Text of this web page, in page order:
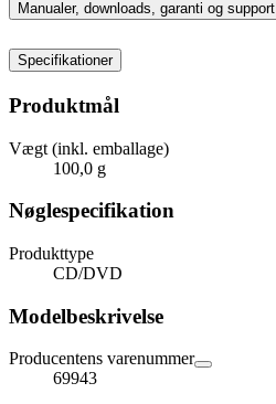
Manualer, downloads, garanti og support
Specifikationer
Produktmål
Vægt (inkl. emballage)
100,0 g
Nøglespecifikation
Produkttype
CD/DVD
Modelbeskrivelse
Producentens varenummer
69943